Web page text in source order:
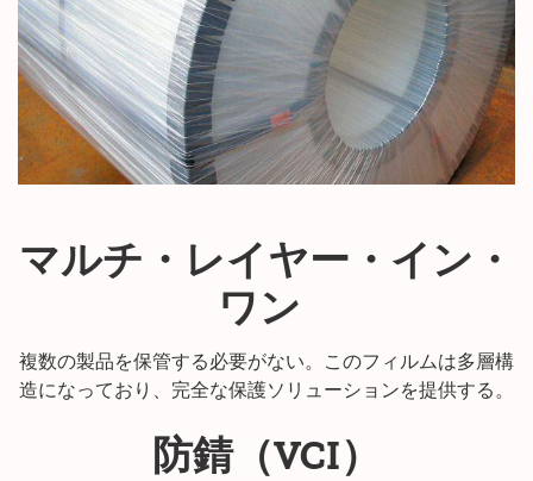
マルチ・レイヤー・イン・
ワン
複数の製品を保管する必要がない。このフィルムは多層構
造になっており、完全な保護ソリューションを提供する。
防錆（VCI）